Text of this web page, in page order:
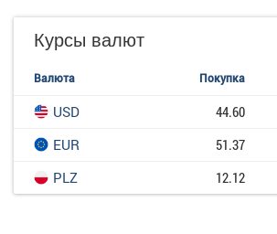
Курсы валют
Валюта Покупка
USD 44.60
EUR
51.37
PLZ
12.12